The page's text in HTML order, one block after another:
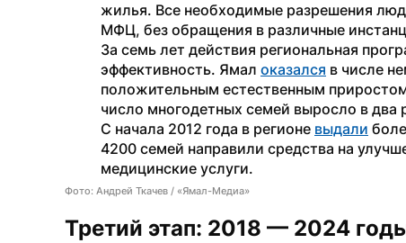
жилья. Все необходимые разрешения
МФЦ, без обращения в различные
За семь лет действия региональная
эффективность. Ямал оказался в числе
положительным естественным
число многодетных семей выросло в два
С начала 2012 года в регионе выдали
4200 семей направили средства на
медицинские услуги.
Фото: Андрей Ткачев / «Ямал-Медиа»
Третий этап: 2018 — 2024